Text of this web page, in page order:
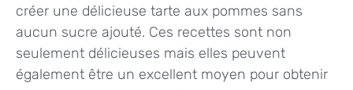
créer une délicieuse tarte aux pommes sans
aucun sucre ajouté. Ces recettes sont non
seulement délicieuses mais elles peuvent
également être un excellent moyen pour obtenir